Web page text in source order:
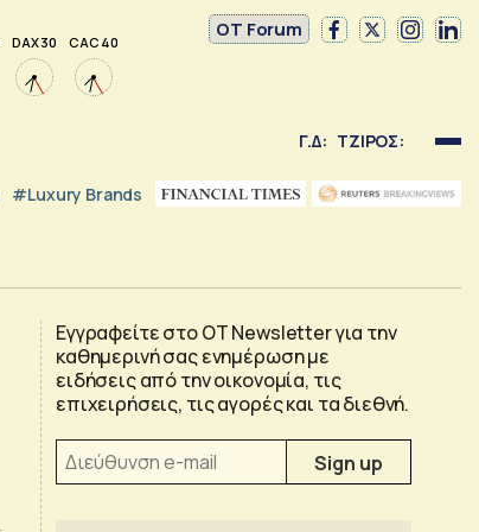
DAX 30 CAC 40
OT Forum
Γ.Δ: ΤΖΙΡΟΣ:
#luxury Brands
Εγγραφείτε στο OT Newsletter για την
καθημερινή σας ενημέρωση με
ειδήσεις από την οικονομία, τις
επιχειρήσεις, τις αγορές και τα διεθνή.